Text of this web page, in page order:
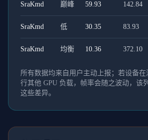
SraKmd 巅峰 59.93 142.84
SraKmd 低 30.35 83.93
SraKmd 均衡 10.36 372.10
所有数据均来自用户主动上报；若设备
行其他 GPU 负载，帧率会随之波动，该
这些差异。